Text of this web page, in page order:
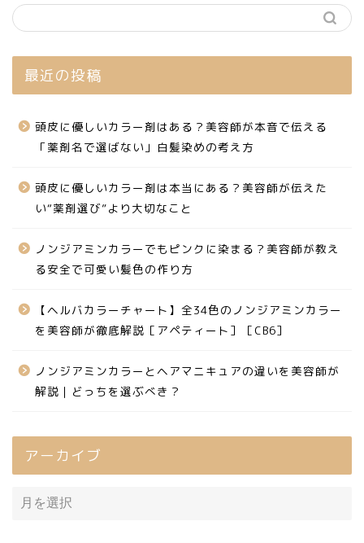
最近の投稿
頭皮に優しいカラー剤はある？美容師が本音で伝える
「薬剤名で選ばない」白髪染めの考え方
頭皮に優しいカラー剤は本当にある？美容師が伝えた
い“薬剤選び”より大切なこと
ノンジアミンカラーでもピンクに染まる？美容師が教え
る安全で可愛い髪色の作り方
【ヘルバカラーチャート】全34色のノンジアミンカラー
を美容師が徹底解説［アペティート］［CB6］
ノンジアミンカラーとヘアマニキュアの違いを美容師が
解説｜どっちを選ぶべき？
アーカイブ